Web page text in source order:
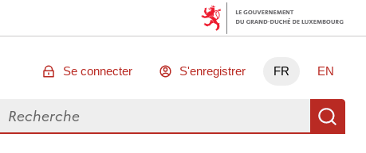
Se connecter S'enregistrer FR EN
Rechercher des données